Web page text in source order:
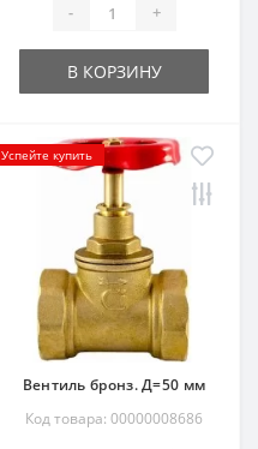
- +
В КОРЗИНУ
Успейте купить
Вентиль бронз. Д=50 мм
Код товара: 00000008686